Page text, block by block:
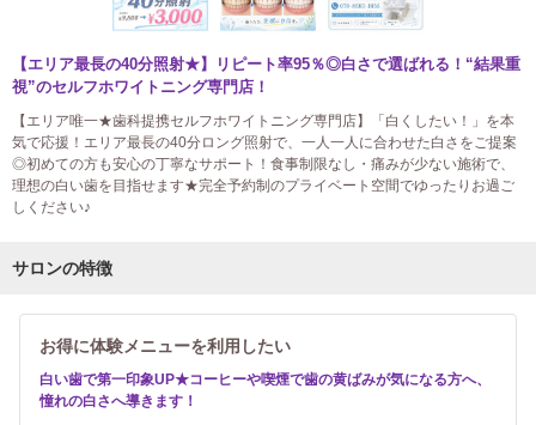
【エリア最長の40分照射★】リピート率95％◎白さで選ばれる！“結果重
視”のセルフホワイトニング専門店！
【エリア唯一★歯科提携セルフホワイトニング専門店】「白くしたい！」を本
気で応援！エリア最長の40分ロング照射で、一人一人に合わせた白さをご提案
◎初めての方も安心の丁寧なサポート！食事制限なし・痛みが少ない施術で、
理想の白い歯を目指せます★完全予約制のプライベート空間でゆったりお過ご
しください♪
サロンの特徴
お得に体験メニューを利用したい
白い歯で第一印象UP★コーヒーや喫煙で歯の黄ばみが気になる方へ、
憧れの白さへ導きます！